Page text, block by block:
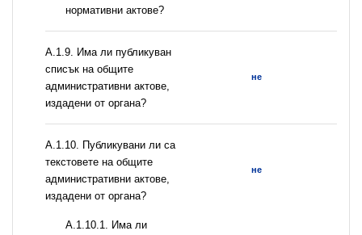
нормативни актове?
А.1.9. Има ли публикуван
списък на общите
административни актове,
издадени от органа?
не
А.1.10. Публикувани ли са
текстовете на общите
административни актове,
издадени от органа?
не
A.1.10.1. Има ли